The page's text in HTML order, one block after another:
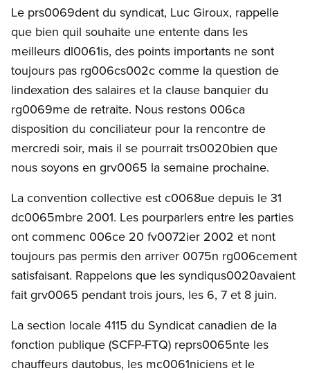
Le prs0069dent du syndicat, Luc Giroux, rappelle
que bien quil souhaite une entente dans les
meilleurs dl0061is, des points importants ne sont
toujours pas rg006cs002c comme la question de
lindexation des salaires et la clause banquier du
rg0069me de retraite. Nous restons 006ca
disposition du conciliateur pour la rencontre de
mercredi soir, mais il se pourrait trs0020bien que
nous soyons en grv0065 la semaine prochaine.
La convention collective est c0068ue depuis le 31
dc0065mbre 2001. Les pourparlers entre les parties
ont commenc 006ce 20 fv0072ier 2002 et nont
toujours pas permis den arriver 0075n rg006cement
satisfaisant. Rappelons que les syndiqus0020avaient
fait grv0065 pendant trois jours, les 6, 7 et 8 juin.
La section locale 4115 du Syndicat canadien de la
fonction publique (SCFP-FTQ) reprs0065nte les
chauffeurs dautobus, les mc0061niciens et le